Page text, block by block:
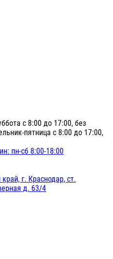
с 8:00 до 17:00, без
пятница с 8:00 до 17:00,
пн-сб 8:00-18:00
г. Краснодар, ст.
д. 63/4